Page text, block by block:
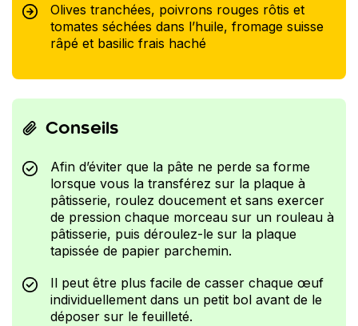
Olives tranchées, poivrons rouges rôtis et
tomates séchées dans l’huile, fromage suisse
râpé et basilic frais haché
Conseils
Afin d’éviter que la pâte ne perde sa forme
lorsque vous la transférez sur la plaque à
pâtisserie, roulez doucement et sans exercer
de pression chaque morceau sur un rouleau à
pâtisserie, puis déroulez-le sur la plaque
tapissée de papier parchemin.
Il peut être plus facile de casser chaque œuf
individuellement dans un petit bol avant de le
déposer sur le feuilleté.